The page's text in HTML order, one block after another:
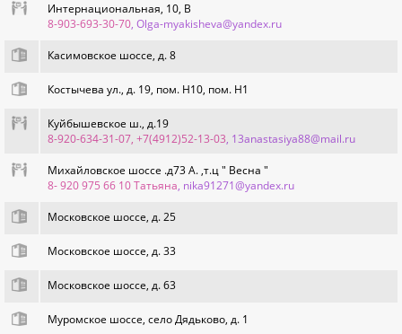
Интернациональная, 10, В
8-903-693-30-70, Olga-myakisheva@yandex.ru
Касимовское шоссе, д. 8
Костычева ул., д. 19, пом. Н10, пом. Н1
Куйбышевское ш., д.19
8-920-634-31-07, +7(4912)52-13-03, 13anastasiya88@mail.ru
Михайловское шоссе .д73 А. ,т.ц " Весна "
8- 920 975 66 10 Татьяна, nika91271@yandex.ru
Московское шоссе, д. 25
Московское шоссе, д. 33
Московское шоссе, д. 63
Муромское шоссе, село Дядьково, д. 1